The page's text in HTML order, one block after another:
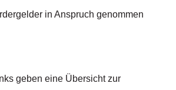
in Anspruch genommen
geben eine Übersicht zur